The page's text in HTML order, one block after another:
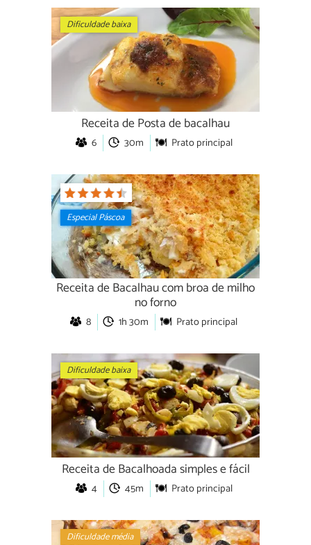
Dificuldade baixa
Receita de Posta de bacalhau
6 30m Prato principal
Especial Páscoa
Receita de Bacalhau com broa de milho
no forno
8 1h 30m Prato principal
Dificuldade baixa
Receita de Bacalhoada simples e fácil
4 45m Prato principal
Dificuldade média